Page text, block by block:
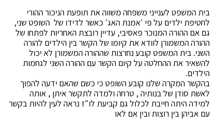
בית המשפט לענייני משפחה משווה את תופעת הניכור ההורי
לחטיפת ילדים על פי 'אמנת האג' כאשר לדידו של השופט שני,
גם אם ההורה המנוכר פאסיבי, עדיין רובצת האחריות לפתחו של
ההורה המשמורן לוודא את קיומו של הקשר בין הילדים להורה
השני. בית המשפט קובע נחרצות שההורה המשמורן לא יכול
להשאיר את ההחלטה על קיום הקשר עם ההורה השני לגחמות
הילדים.
בהקשר המקרה שלנו קובע השופט כי כשם שהאם ידעה להפוך
לאשת סודן של בנותיה , טרחה ולמדה לתקשר איתן , אותה
למידה היתה חייבת לכלול גם קביעת לו"ז נראה לעין להיות בקשר
עם אביהן בין רוצות ובין אם לאו